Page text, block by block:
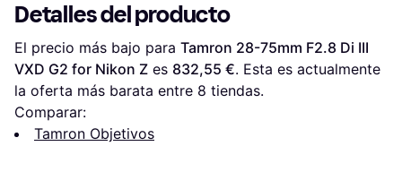
Detalles del producto
El precio más bajo para Tamron 28-75mm F2.8 Di III
VXD G2 for Nikon Z es 832,55 €. Esta es actualmente
la oferta más barata entre 8 tiendas.
Comparar:
Tamron Objetivos